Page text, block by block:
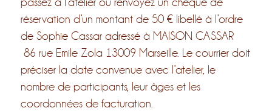
réservation d’un montant de 50 € libellé à l’ordre
de Sophie Cassar adressé à MAISON CASSAR
86 rue Emile Zola 13009 Marseille. Le courrier doit
préciser la date convenue avec l’atelier, le
nombre de participants, leur âges et les
coordonnées de facturation.